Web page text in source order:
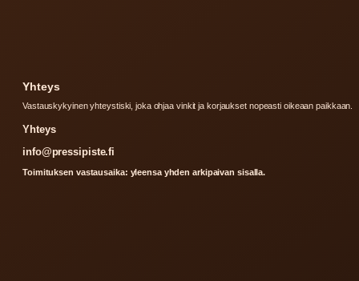
Yhteys
Vastauskykyinen yhteystiski, joka ohjaa vinkit ja korjaukset nopeasti oikeaan paikkaan.
Yhteys
info@pressipiste.fi
Toimituksen vastausaika: yleensa yhden arkipaivan sisalla.